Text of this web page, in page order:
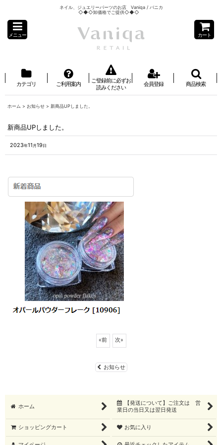
ネイル、ジュエリーパーツのお店 Vaniqa / バニカ
◇◆◇卸価格でご提供◇◆◇
メニュー カート
カテゴリ ご利用案内
ご登録前に必ずお
読みください
会員登録 商品検索
ホーム > お知らせ > 新商品UPしました。
新商品UPしました。
2023年11 月19 日
«前 次»
お知らせ
ホーム
【発送について】ご注文は 営
業日の当日又は翌日発送
ショッピングカート お気に入り